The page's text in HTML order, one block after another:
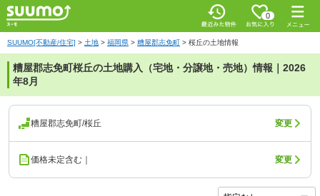
0
SUUMO[不動産/住宅] > 土地 > 福岡県 > 糟屋郡志免町 > 桜丘の土地情報
糟屋郡志免町桜丘の土地購入（宅地・分譲地・売地）情報｜2026
年8月
糟屋郡志免町/桜丘 変更
価格未定含む｜ 変更